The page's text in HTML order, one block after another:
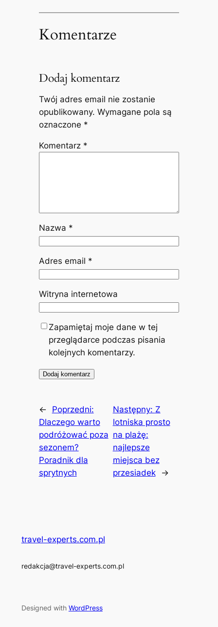
Komentarze
Dodaj komentarz
Twój adres email nie zostanie
opublikowany. Wymagane pola są
oznaczone *
Komentarz *
Nazwa *
Adres email *
Witryna internetowa
Zapamiętaj moje dane w tej
przeglądarce podczas pisania
kolejnych komentarzy.
←
Poprzedni:
Dlaczego warto
podróżować poza
sezonem?
Poradnik dla
sprytnych
Następny: Z
lotniska prosto
na plażę:
najlepsze
miejsca bez
przesiadek
→
travel-experts.com.pl
redakcja@travel-experts.com.pl
Designed with WordPress